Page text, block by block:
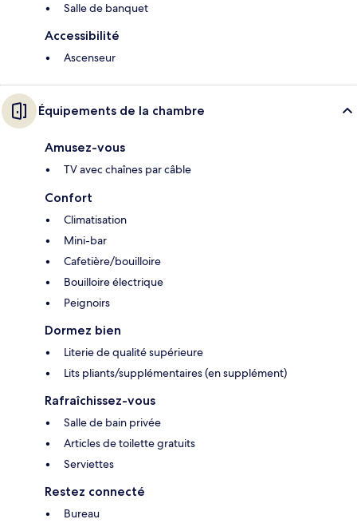
Salle de banquet
Accessibilité
Ascenseur
Équipements de la chambre
Amusez-vous
TV avec chaînes par câble
Confort
Climatisation
Mini-bar
Cafetière/bouilloire
Bouilloire électrique
Peignoirs
Dormez bien
Literie de qualité supérieure
Lits pliants/supplémentaires (en supplément)
Rafraîchissez-vous
Salle de bain privée
Articles de toilette gratuits
Serviettes
Restez connecté
Bureau